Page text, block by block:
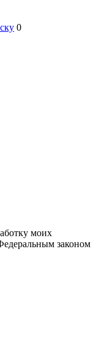
0
моих
законом